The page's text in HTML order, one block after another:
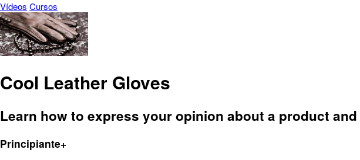
Vídeos Cursos
Cool Leather Gloves
Learn how to express your opinion about a product
Principiante+